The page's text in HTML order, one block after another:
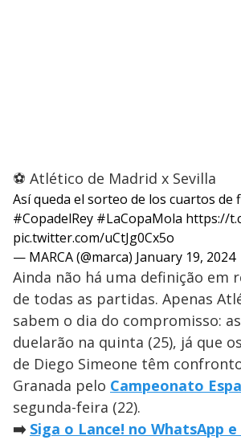
⚽ Atlético de Madrid x Sevilla
Así queda el sorteo de los cuartos de
#CopadelRey #LaCopaMola https://
pic.twitter.com/uCtJg0Cx5o
— MARCA (@marca) January 19, 2024
Ainda não há uma definição em
de todas as partidas. Apenas
sabem o dia do compromisso:
duelarão na quinta (25), já que
de Diego Simeone têm
Granada pelo Campeonato
segunda-feira (22).
➡️ Siga o Lance! no WhatsApp